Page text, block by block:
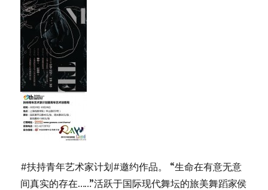
#扶持青年艺术家计划#邀约作品。 “生命在有意无意
间真实的存在……”活跃于国际现代舞坛的旅美舞蹈家侯